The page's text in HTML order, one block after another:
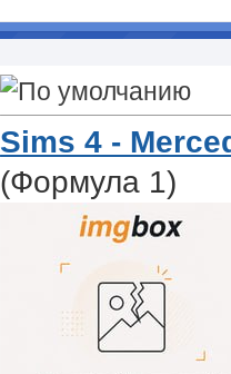
Sims 4 -
(Формула 1)